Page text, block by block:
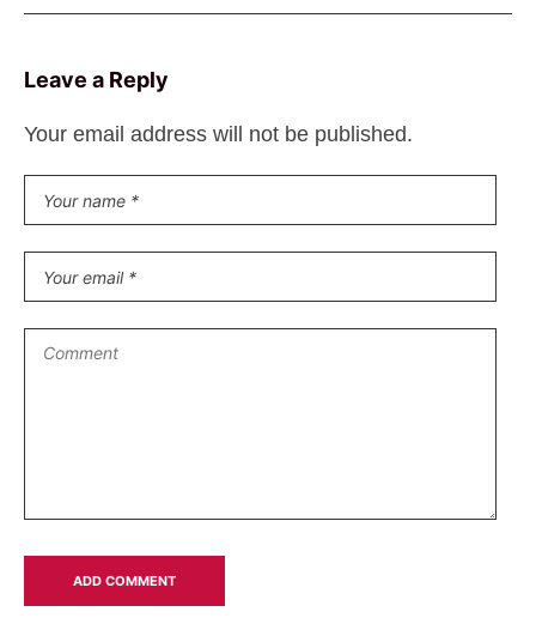
Leave a Reply
Your email address will not be published.